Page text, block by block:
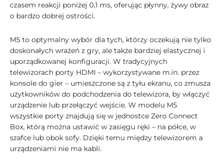
czasem reakcji poniżej 0,1 ms, oferując płynny, żywy obraz
o bardzo dobrej ostrości.
M5 to optymalny wybór dla tych, którzy oczekują nie tylko
doskonałych wrażeń z gry, ale także bardziej elastycznej i
uporządkowanej konfiguracji. W tradycyjnych
telewizorach porty HDMI – wykorzystywane m.in. przez
konsole do gier – umieszczone są z tyłu ekranu, co zmusza
użytkowników do podchodzenia do telewizora, by włączyć
urządzenie lub przełączyć wejście. W modelu M5
wszystkie porty znajdują się w jednostce Zero Connect
Box, którą można ustawić w zasięgu ręki – na półce, w
szafce lub obok sofy. Dzięki temu między telewizorem a
urządzeniami nie ma kabli.